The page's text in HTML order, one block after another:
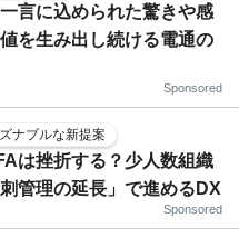
一言に込められた驚きや感
を生み出し続ける電通の
Sponsored
ナブルな新提案
は挫折する？少人数組織
管理の延長」で進めるDX
Sponsored